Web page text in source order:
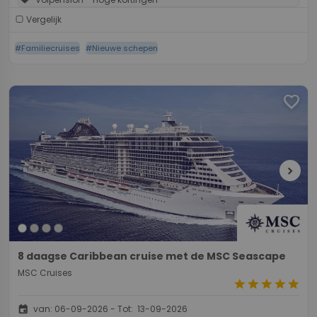
Vergelijk
#Familiecruises #Nieuwe schepen
favorite
chevron_right
8 daagse Caribbean cruise met de MSC Seascape
MSC Cruises
starstarstarstarstar
event van: 06-09-2026 - Tot: 13-09-2026